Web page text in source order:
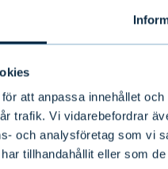
att anpassa innehållet
trafik. Vi vidarebefordrar
och analysföretag som vi
tillhandahållit eller som
FI0008801089
FI4000411152
FI4000066907